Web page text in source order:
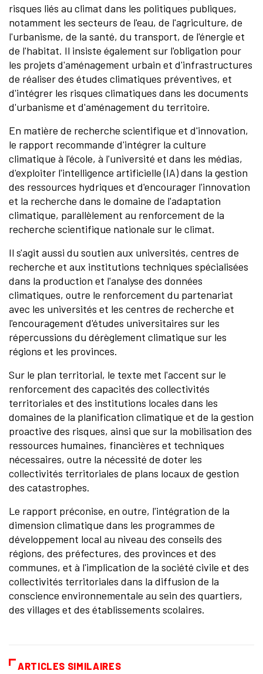
risques liés au climat dans les politiques publiques,
notamment les secteurs de l'eau, de l'agriculture, de
l'urbanisme, de la santé, du transport, de l'énergie et
de l'habitat. Il insiste également sur l'obligation pour
les projets d'aménagement urbain et d'infrastructures
de réaliser des études climatiques préventives, et
d'intégrer les risques climatiques dans les documents
d'urbanisme et d'aménagement du territoire.
En matière de recherche scientifique et d'innovation,
le rapport recommande d'intégrer la culture
climatique à l'école, à l'université et dans les médias,
d'exploiter l'intelligence artificielle (IA) dans la gestion
des ressources hydriques et d'encourager l'innovation
et la recherche dans le domaine de l'adaptation
climatique, parallèlement au renforcement de la
recherche scientifique nationale sur le climat.
Il s'agit aussi du soutien aux universités, centres de
recherche et aux institutions techniques spécialisées
dans la production et l'analyse des données
climatiques, outre le renforcement du partenariat
avec les universités et les centres de recherche et
l'encouragement d'études universitaires sur les
répercussions du dérèglement climatique sur les
régions et les provinces.
Sur le plan territorial, le texte met l'accent sur le
renforcement des capacités des collectivités
territoriales et des institutions locales dans les
domaines de la planification climatique et de la gestion
proactive des risques, ainsi que sur la mobilisation des
ressources humaines, financières et techniques
nécessaires, outre la nécessité de doter les
collectivités territoriales de plans locaux de gestion
des catastrophes.
Le rapport préconise, en outre, l'intégration de la
dimension climatique dans les programmes de
développement local au niveau des conseils des
régions, des préfectures, des provinces et des
communes, et à l'implication de la société civile et des
collectivités territoriales dans la diffusion de la
conscience environnementale au sein des quartiers,
des villages et des établissements scolaires.
ARTICLES SIMILAIRES